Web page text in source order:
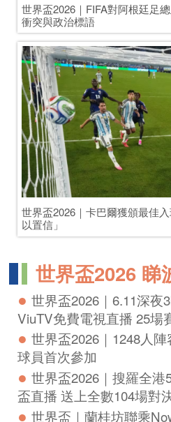
Copyright © 2014-2026 All
橙新聞 版權所有